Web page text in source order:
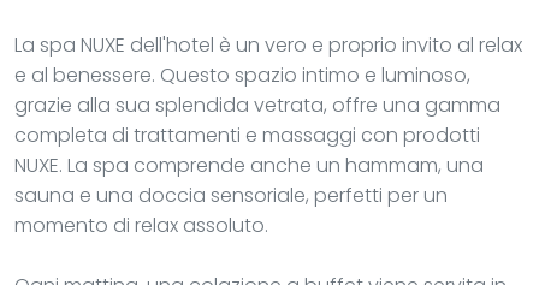
La spa NUXE dell'hotel è un vero e proprio invito al relax
e al benessere. Questo spazio intimo e luminoso,
grazie alla sua splendida vetrata, offre una gamma
completa di trattamenti e massaggi con prodotti
NUXE. La spa comprende anche un hammam, una
sauna e una doccia sensoriale, perfetti per un
momento di relax assoluto.